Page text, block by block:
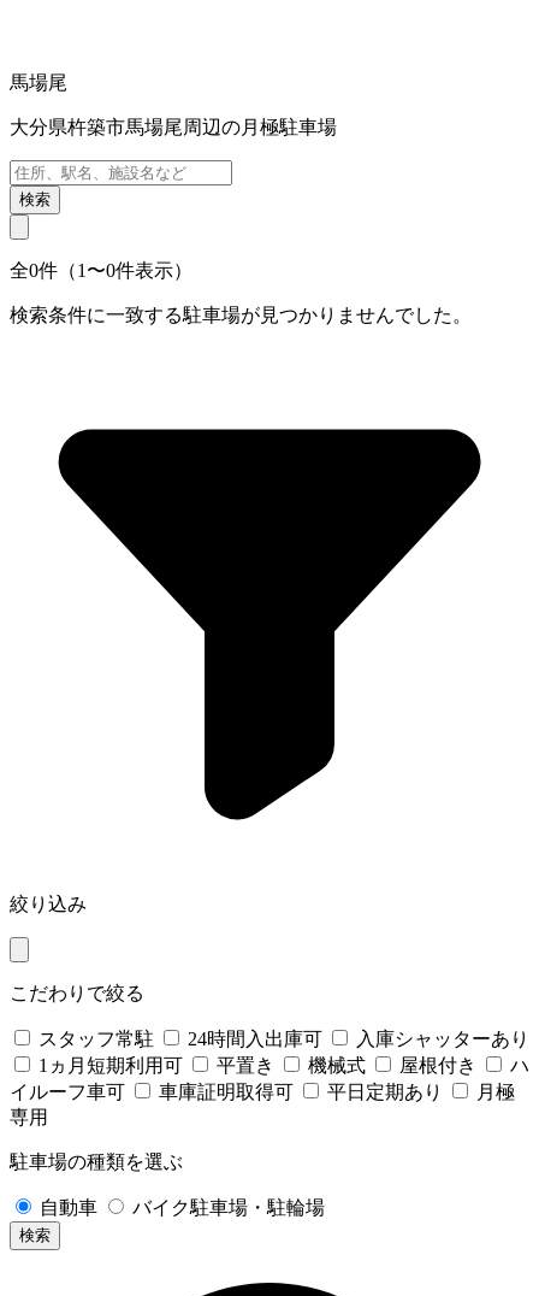
馬場尾
大分県杵築市馬場尾周辺の月極駐車場
検索
全0件（1〜0件表示）
検索条件に一致する駐車場が見つかりませんでした。
絞り込み
こだわりで絞る
スタッフ常駐 24時間入出庫可
入庫シャッターあり
1ヵ月短期利用可
平置き 機械式 屋根付き
ハ
イルーフ車可
車庫証明取得可 平日定期あり
月極
専用
駐車場の種類を選ぶ
自動車 バイク駐車場・駐輪場
検索